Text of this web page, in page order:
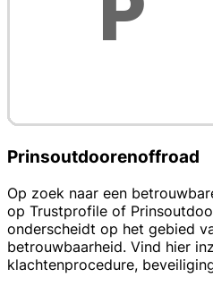
Prinsoutdoorenoffroad
Op zoek naar een
op Trustprofile of
onderscheidt op het gebied
betrouwbaarheid. Vind hier
klachtenprocedure,